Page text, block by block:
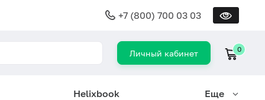
+7 (800) 700 03 03
Личный кабинет 0
Helixbook Еще